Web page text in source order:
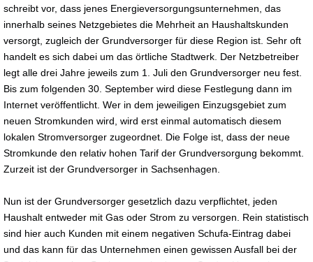
schreibt vor, dass jenes Energieversorgungsunternehmen, das
innerhalb seines Netzgebietes die Mehrheit an Haushaltskunden
versorgt, zugleich der Grundversorger für diese Region ist. Sehr oft
handelt es sich dabei um das örtliche Stadtwerk. Der Netzbetreiber
legt alle drei Jahre jeweils zum 1. Juli den Grundversorger neu fest.
Bis zum folgenden 30. September wird diese Festlegung dann im
Internet veröffentlicht. Wer in dem jeweiligen Einzugsgebiet zum
neuen Stromkunden wird, wird erst einmal automatisch diesem
lokalen Stromversorger zugeordnet. Die Folge ist, dass der neue
Stromkunde den relativ hohen Tarif der Grundversorgung bekommt.
Zurzeit ist der Grundversorger in Sachsenhagen.
Nun ist der Grundversorger gesetzlich dazu verpflichtet, jeden
Haushalt entweder mit Gas oder Strom zu versorgen. Rein statistisch
sind hier auch Kunden mit einem negativen Schufa-Eintrag dabei
und das kann für das Unternehmen einen gewissen Ausfall bei der